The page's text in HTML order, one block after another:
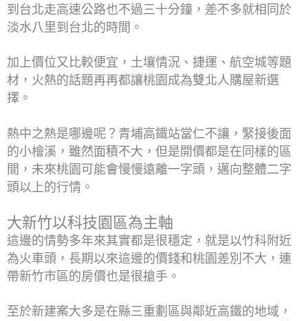
到台北走高速公路也不過三十分鐘，差不多就相同於
淡水八里到台北的時間。
加上價位又比較便宜，土壤情況、捷運、航空城等題
材，火熱的話題再再都讓桃園成為雙北人購屋新選
擇。
熱中之熱是哪邊呢？青埔高鐵站當仁不讓，緊接後面
的小檜溪，雖然面積不大，但是開價都是在同樣的區
間，未來桃園可能會慢慢遠離一字頭，邁向整體二字
頭以上的行情。
大新竹以科技園區為主軸
這邊的情勢多年來其實都是很穩定，就是以竹科附近
為火車頭，長期以來這邊的價錢和桃園差別不大，連
帶新竹市區的房價也是很搶手。
至於新建案大多是在縣三重劃區與鄰近高鐵的地域，